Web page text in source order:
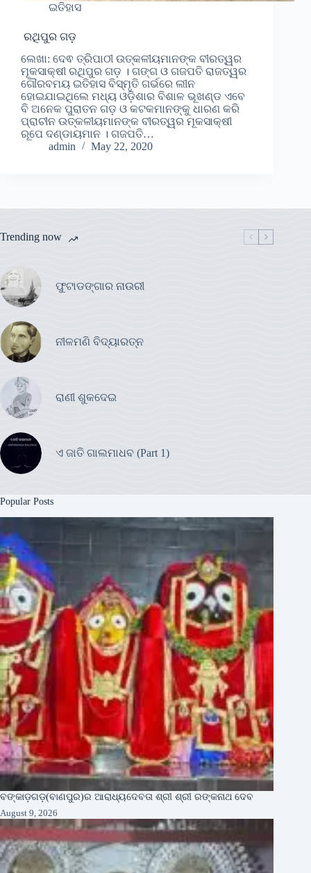
ଇତିହାସ
ରଥିପୁର ଗଡ଼
ଲେଖା: ଦେଵ ତ୍ରିପାଠୀ ଉତ୍କଳୀୟମାନଙ୍କ ବୀରତ୍ୱର
ମୂକସାକ୍ଷୀ ରଥିପୁର ଗଡ଼ । ଗଙ୍ଗ ଓ ଗଜପତି ରାଜତ୍ୱର
ଗୌରବମୟ ଇତିହାସ ବିସ୍ମୃତି ଗର୍ଭରେ ଲୀନ
ହୋଇଯାଇଥିଲେ ମଧ୍ୟ ଓଡ଼ିଶାର ବିଶାଳ ଭୂଖଣ୍ଡ ଏବେ
ବି ଅନେକ ପୁରାତନ ଗଡ଼ ଓ କଟକମାନଙ୍କୁ ଧାରଣ କରି
ପ୍ରାଚୀନ ଉତ୍କଳୀୟମାନଙ୍କ ବୀରତ୍ୱର ମୂକସାକ୍ଷୀ
ରୂପେ ଦଣ୍ଡାୟମାନ । ଗଜପତି…
admin
May 22, 2020
Trending now
ଫୁଟାଡଙ୍ଗାର ନାଉରୀ
ନୀଳମଣି ବିଦ୍ୟାରତ୍ନ
ରାଣୀ ଶୁକଦେଇ
ଏ ଜାତି ଗାଲମାଧବ (Part 1)
Popular Posts
ବଙ୍କାଡ଼ଗଡ଼(ବାଣପୁର)ର ଆରାଧ୍ୟଦେବତା ଶ୍ରୀ ଶ୍ରୀ ରଙ୍କନାଥ ଦେବ
August 9, 2026